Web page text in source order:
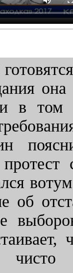
в том
об
чисто